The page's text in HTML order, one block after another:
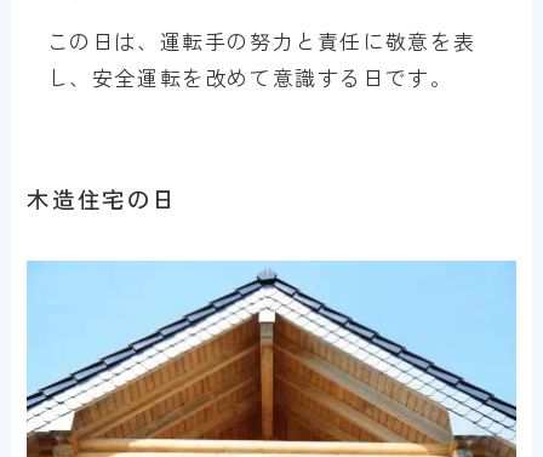
この日は、運転手の努力と責任に敬意を表
し、安全運転を改めて意識する日です。
木造住宅の日